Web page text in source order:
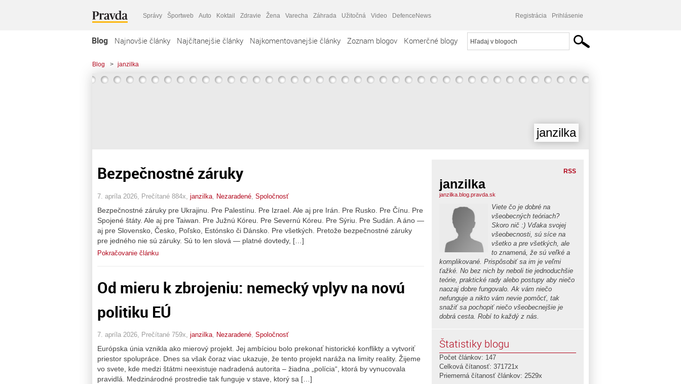
Správy Športweb Auto Koktail Zdravie Žena Varecha Záhrada Užitočná Video DefenceNews Registrácia Prihlásenie
Blog Najnovšie články Najčítanejšie články Najkomentovanejšie články Zoznam blogov Komerčné blogy
Blog > janzilka
janzilka
Bezpečnostné záruky
7. apríla 2026, Prečítané 884x, janzilka Nezaradené Spoločnosť
Bezpečnostné záruky pre Ukrajinu. Pre Palestínu. Pre Izrael. Ale aj pre Irán. Pre Rusko. Pre Čínu. Pre
Spojené štáty. Ale aj pre Taiwan. Pre Južnú Kóreu. Pre Severnú Kóreu. Pre Sýriu. Pre Sudán. A áno —
aj pre Slovensko, Česko, Poľsko, Estónsko či Dánsko. Pre všetkých. Pretože bezpečnostné záruky
pre jedného nie sú záruky. Sú to len slová — platné dovtedy, […]
Pokračovanie článku
Od mieru k zbrojeniu: nemecký vplyv na novú
politiku EÚ
7. apríla 2026, Prečítané 759x, janzilka, Nezaradené, Spoločnosť
Európska únia vznikla ako mierový projekt. Jej ambíciou bolo prekonať historické konflikty a vytvoriť
priestor spolupráce. Dnes sa však čoraz viac ukazuje, že tento projekt naráža na limity reality. Žijeme
vo svete, kde medzi štátmi neexistuje nadradená autorita – žiadna „polícia“, ktorá by vynucovala
pravidlá. Medzinárodné prostredie tak funguje v stave, ktorý sa […]
RSS
janzilka
janzilka.blog.pravda.sk
Viete čo je dobré na
všeobecných teóriach?
Skoro nič :) Vďaka svojej
všeobecnosti, sú síce na
všetko a pre všetkých, ale
to znamená, že sú veľké a
komplikované. Prispôsobiť sa im je veľmi
ťažké. No bez nich by neboli tie jednoduchšie
teórie, praktické rady alebo postupy aby niečo
naozaj dobre fungovalo. Ak vám niečo
nefunguje a nikto vám nevie pomôcť, tak
snažiť sa pochopiť niečo všeobecnejšie je
dobrá cesta. Robí to každý z nás.
Štatistiky blogu
Počet článkov: 147
Celková čítanosť: 371721x
Priemerná čítanosť článkov: 2529x